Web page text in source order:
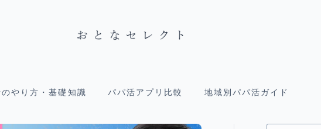
やり方・基礎知識 パパ活アプリ比較 地域別パパ活ガイド